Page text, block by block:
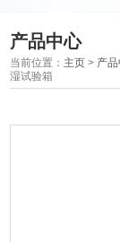
产品中心
当前位置： 主页 > 产
湿试验箱